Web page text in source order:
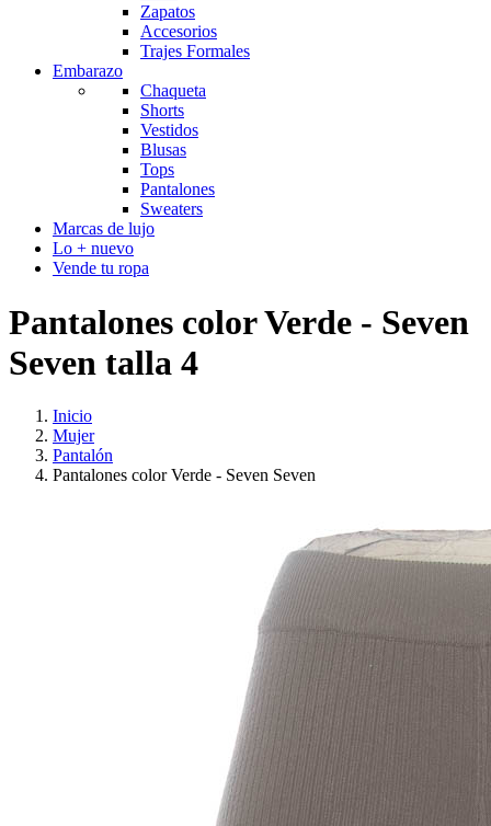
Zapatos
Accesorios
Trajes Formales
Embarazo
Chaqueta
Shorts
Vestidos
Blusas
Tops
Pantalones
Sweaters
Marcas de lujo
Lo + nuevo
Vende tu ropa
Pantalones color Verde - Seven
Seven talla 4
Inicio
Mujer
Pantalón
Pantalones color Verde - Seven Seven